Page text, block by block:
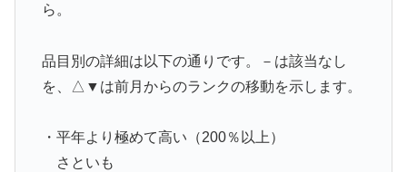
ら。
品目別の詳細は以下の通りです。－は該当なし
を、△▼は前月からのランクの移動を示します。
・平年より極めて高い（200％以上）
さといも